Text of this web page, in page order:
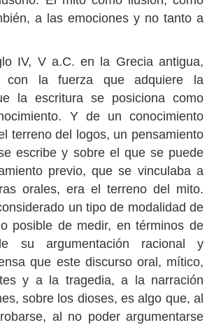
a las emociones y no tanto a
IV, V a.C. en la Grecia antigua,
con la fuerza que adquiere la
la escritura se posiciona como
Y de un conocimiento
terreno del logos, un pensamiento
escribe y sobre el que se puede
previo, que se vinculaba a
orales, era el terreno del mito.
un tipo de modalidad de
posible de medir, en términos de
su argumentación racional y
que este discurso oral, mítico,
y a la tragedia, a la narración
sobre los dioses, es algo que, al
al no poder argumentarse